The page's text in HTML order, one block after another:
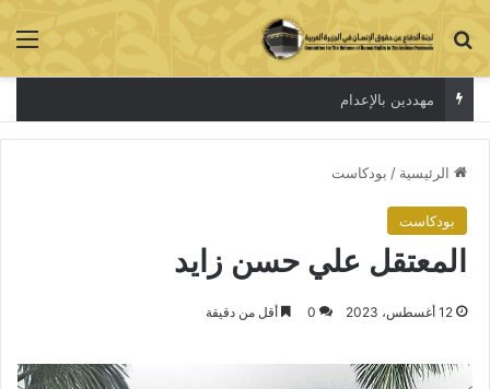
بحث عن
مهددين بالإعدام
الرئيسية / بودكاست
بودكاست
المعتقل علي حسن زايد
12 أغسطس، 2023 0 أقل من دقيقة